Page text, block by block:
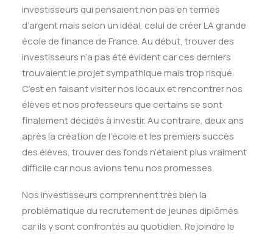
investisseurs qui pensaient non pas en termes
d’argent mais selon un idéal, celui de créer LA grande
école de finance de France. Au début, trouver des
investisseurs n’a pas été évident car ces derniers
trouvaient le projet sympathique mais trop risqué.
C’est en faisant visiter nos locaux et rencontrer nos
élèves et nos professeurs que certains se sont
finalement décidés à investir. Au contraire, deux ans
après la création de l’école et les premiers succès
des élèves, trouver des fonds n’étaient plus vraiment
difficile car nous avions tenu nos promesses.
Nos investisseurs comprennent très bien la
problématique du recrutement de jeunes diplômés
car ils y sont confrontés au quotidien. Rejoindre le